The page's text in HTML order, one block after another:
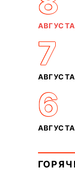
АВГУСТА
7
АВГУСТА
6
АВГУСТА